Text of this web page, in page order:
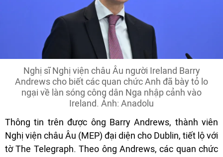
Nghị sĩ Nghị viện châu Âu người Ireland Barry
Andrews cho biết các quan chức Anh đã bày tỏ lo
ngại về làn sóng công dân Nga nhập cảnh vào
Ireland. Ảnh: Anadolu
Thông tin trên được ông Barry Andrews, thành viên
Nghị viện châu Âu (MEP) đại diện cho Dublin, tiết lộ với
tờ The Telegraph. Theo ông Andrews, các quan chức